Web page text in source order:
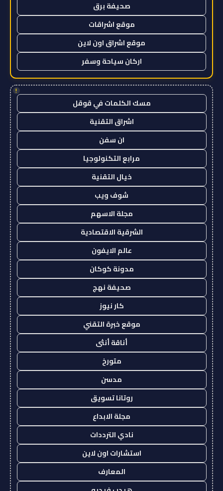
صحيفة برق
موقع اشراقات
موقع اشراق اون لاين
اركان سياحة وسفر
!
مسك الكلمات في قوقل
اشراق التقنية
ان سفن
مرابع التكنولوجيا
خيال التقنية
شوف ويب
مجلة الاسهم
الشرقية الاقتصادية
عالم الايفون
مدونة كوكان
صحيفة نهج
كار نيوز
موقع خبرة التقني
أناقة أنثى
متورخ
مدسن
روتانا تسويق
مجلة الابداع
نادي الترددات
استشارات اون لاين
المعارف